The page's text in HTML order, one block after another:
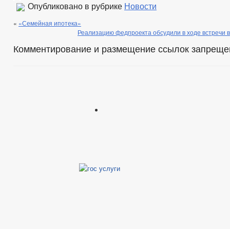
Опубликовано в рубрике Новости
« «Семейная ипотека»
Реализацию федпроекта обсудили в ходе встречи
Комментирование и размещение ссылок